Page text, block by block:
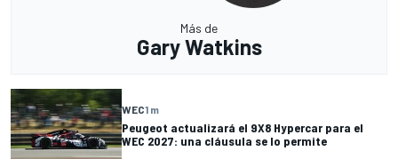
Más de
Gary Watkins
WEC1 m
Peugeot actualizará el 9X8 Hypercar para el
WEC 2027: una cláusula se lo permite